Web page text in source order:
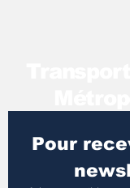
Pour